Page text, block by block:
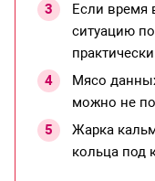
Если время
ситуацию
Мясо
можно не
Жарка
кольца под